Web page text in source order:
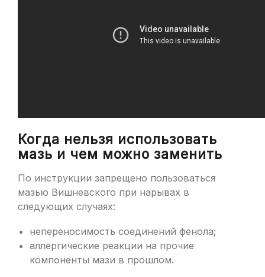
Когда нельзя использовать
мазь и чем можно заменить
По инструкции запрещено пользоваться
мазью Вишневского при нарывах в
следующих случаях:
непереносимость соединений фенола;
аллергические реакции на прочие
компоненты мази в прошлом.